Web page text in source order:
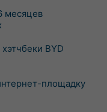
месяцев
BYD
площадку